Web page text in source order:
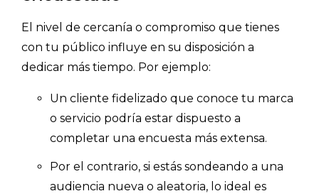
El nivel de cercanía o compromiso que tienes
con tu público influye en su disposición a
dedicar más tiempo. Por ejemplo:
Un cliente fidelizado que conoce tu marca
o servicio podría estar dispuesto a
completar una encuesta más extensa.
Por el contrario, si estás sondeando a una
audiencia nueva o aleatoria, lo ideal es